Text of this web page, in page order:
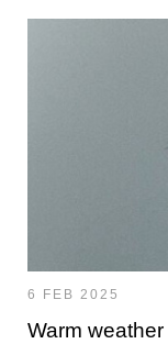
6 FEB 2025
Warm